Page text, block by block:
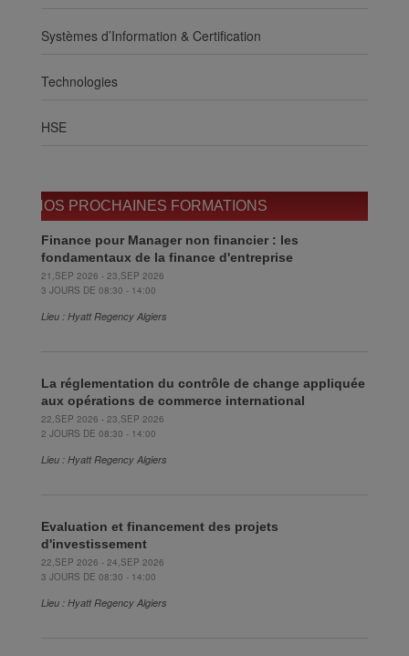
Systèmes d’Information & Certification
Technologies
HSE
NOS PROCHAINES FORMATIONS
Finance pour Manager non financier : les
fondamentaux de la finance d'entreprise
21,SEP 2026 - 23,SEP 2026
3 JOURS DE 08:30 - 14:00
Lieu : Hyatt Regency Algiers
La réglementation du contrôle de change appliquée
aux opérations de commerce international
22,SEP 2026 - 23,SEP 2026
2 JOURS DE 08:30 - 14:00
Lieu : Hyatt Regency Algiers
Evaluation et financement des projets
d'investissement
22,SEP 2026 - 24,SEP 2026
3 JOURS DE 08:30 - 14:00
Lieu : Hyatt Regency Algiers